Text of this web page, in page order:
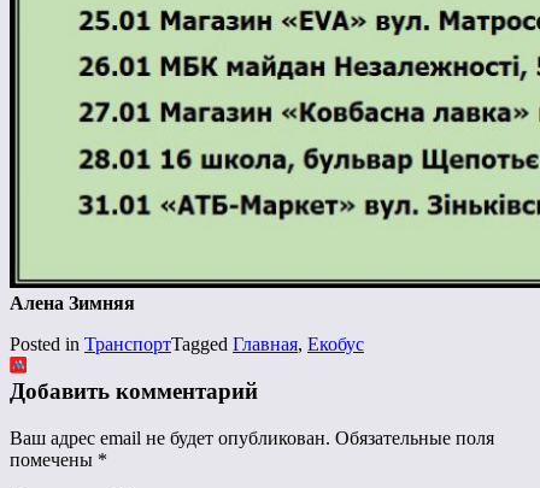
Алена Зимняя
Posted in ТранспортTagged Главная, Екобус
Добавить комментарий
Ваш адрес email не будет опубликован. Обязательные поля
помечены *